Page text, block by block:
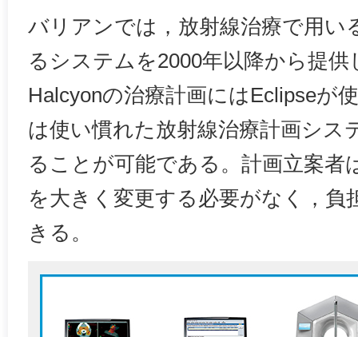
バリアンでは，放射線治療で用い
るシステムを2000年以降から提供
Halcyonの治療計画にはEclipseが
は使い慣れた放射線治療計画シス
ることが可能である。計画立案者
を大きく変更する必要がなく，負
きる。